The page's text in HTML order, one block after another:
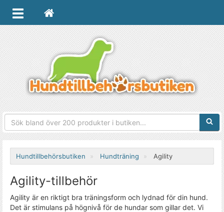
Hundtillbehörsbutiken Hundträning Agility
Agility-tillbehör
Agility är en riktigt bra träningsform och lydnad för din hund.
Det är stimulans på högnivå för de hundar som gillar det. Vi